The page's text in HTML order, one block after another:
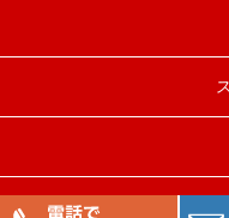
Copyright© 太陽光発